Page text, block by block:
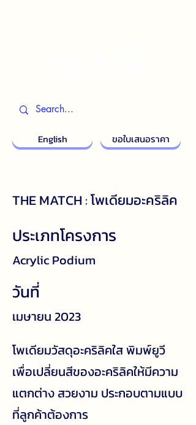
English ขอใบเสนอราคา
THE MATCH : โพเดียมอะคริลิค
ประเภทโครงการ
Acrylic Podium
วันที่
เมษายน 2023
โพเดียมวัสดุอะคริลิคใส พิมพ์ยูวี
เพื่อเปลี่ยนสีของอะคริลิคให้มีความ
แตกต่าง สวยงาม ประกอบตามแบบ
ที่ลูกค้าต้องการ